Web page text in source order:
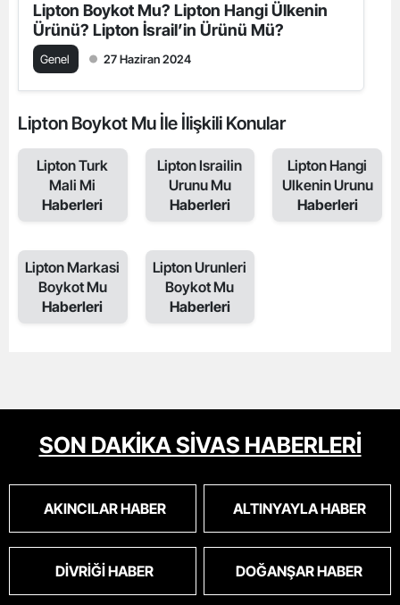
Lipton Boykot Mu? Lipton Hangi Ülkenin
Ürünü? Lipton İsrail’in Ürünü Mü?
Genel 27 Haziran 2024
Lipton Boykot Mu İle İlişkili Konular
Lipton Turk
Mali Mi
Haberleri
Lipton Israilin
Urunu Mu
Haberleri
Lipton Hangi
Ulkenin Urunu
Haberleri
Lipton Markasi
Boykot Mu
Haberleri
Lipton Urunleri
Boykot Mu
Haberleri
SON DAKİKA SİVAS HABERLERİ
AKINCILAR HABER ALTINYAYLA HABER
DIVRIĞI HABER DOĞANŞAR HABER